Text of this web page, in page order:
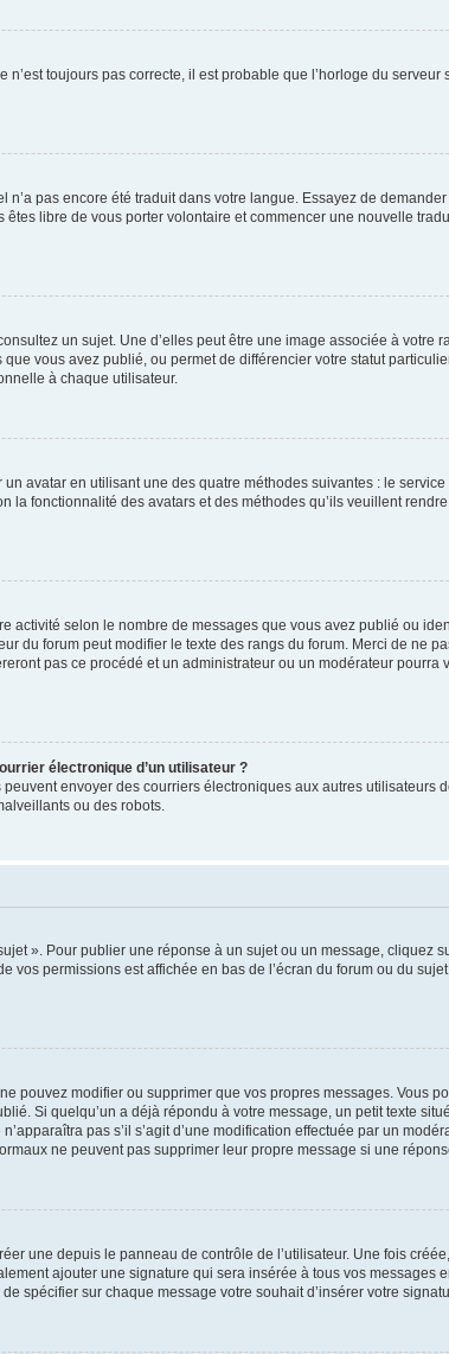
toujours pas correcte, il est probable que l’horloge du
pas encore été traduit dans votre langue. Essayez de
libre de vous porter volontaire et commencer une nouvelle
un sujet. Une d’elles peut être une image associée à
vous avez publié, ou permet de différencier votre statut
à chaque utilisateur.
avatar en utilisant une des quatre méthodes suivantes : le
la fonctionnalité des avatars et des méthodes qu’ils veuillent
activité selon le nombre de messages que vous avez publié ou
du forum peut modifier le texte des rangs du forum. Merci de ne
pas ce procédé et un administrateur ou un modérateur
électronique d’un utilisateur ?
envoyer des courriers électroniques aux autres utilisateurs
ou des robots.
». Pour publier une réponse à un sujet ou un message, cliquez
vos permissions est affichée en bas de l’écran du forum ou du
pouvez modifier ou supprimer que vos propres messages. Vous
Si quelqu’un a déjà répondu à votre message, un petit texte
pas s’il s’agit d’une modification effectuée par un
ne peuvent pas supprimer leur propre message si une
une depuis le panneau de contrôle de l’utilisateur. Une fois
ajouter une signature qui sera insérée à tous vos
spécifier sur chaque message votre souhait d’insérer votre